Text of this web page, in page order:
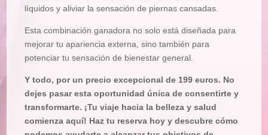
líquidos y aliviar la sensación de piernas cansadas.
Esta combinación ganadora no solo está diseñada para
mejorar tu apariencia externa, sino también para
potenciar tu sensación de bienestar general.
Y todo, por un precio excepcional de 199 euros. No
dejes pasar esta oportunidad única de consentirte y
transformarte. ¡Tu viaje hacia la belleza y salud
comienza aquí! Haz tu reserva hoy y descubre cómo